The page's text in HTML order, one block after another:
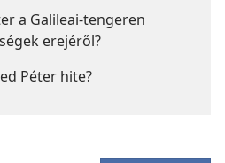
a Galileai-tengeren
erejéről?
Péter hite?